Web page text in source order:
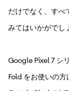
だけでなく、すべ
みてはいかがでし
Google Pixel 7 シ
Fold をお使いの方